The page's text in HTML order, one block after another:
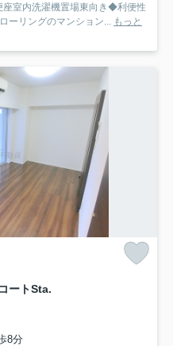
座室内洗濯機置場東向き◆利便性
ーリングのマンション...
もっと
ートSta.
8分